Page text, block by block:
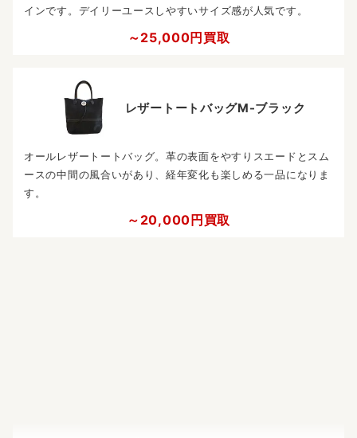
インです。デイリーユースしやすいサイズ感が人気です。
～25,000円買取
レザートートバッグM-ブラック
オールレザートートバッグ。革の表面をやすりスエードとスム
ースの中間の風合いがあり、経年変化も楽しめる一品になりま
す。
～20,000円買取